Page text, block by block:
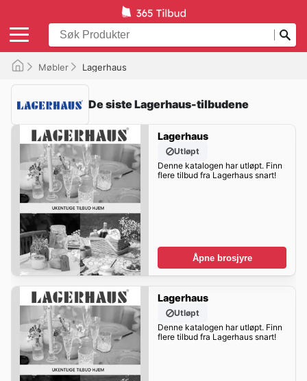
Møbler Lagerhaus
De siste Lagerhaus-tilbudene
Lagerhaus
Utløpt
Denne katalogen har utløpt. Finn
flere tilbud fra Lagerhaus snart!
Åpne brosjyre
Lagerhaus
Utløpt
Denne katalogen har utløpt. Finn
flere tilbud fra Lagerhaus snart!